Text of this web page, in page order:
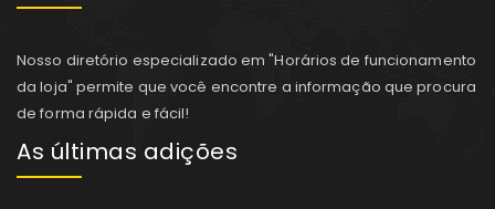
Nosso diretório especializado em "Horários de funcionamento
da loja" permite que você encontre a informação que procura
de forma rápida e fácil!
As últimas adições